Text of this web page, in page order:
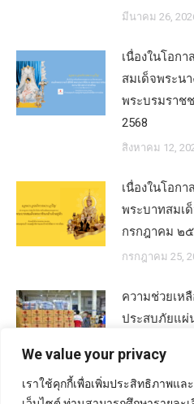
We value your privacy
เราใช้คุกกี้เพื่อเพิ่มประสิทธิภาพแ
มีนาคม 26,
เนื่องในโอก
สมเด็จพระน
พระบรมราช
2568
สิงหาคม 12,
เนื่องในโอก
พระบาทสมเ
กรกฎาคม ๒
กรกฎาคม 25,
ความช่วยเห
ประสบภัยแผ่